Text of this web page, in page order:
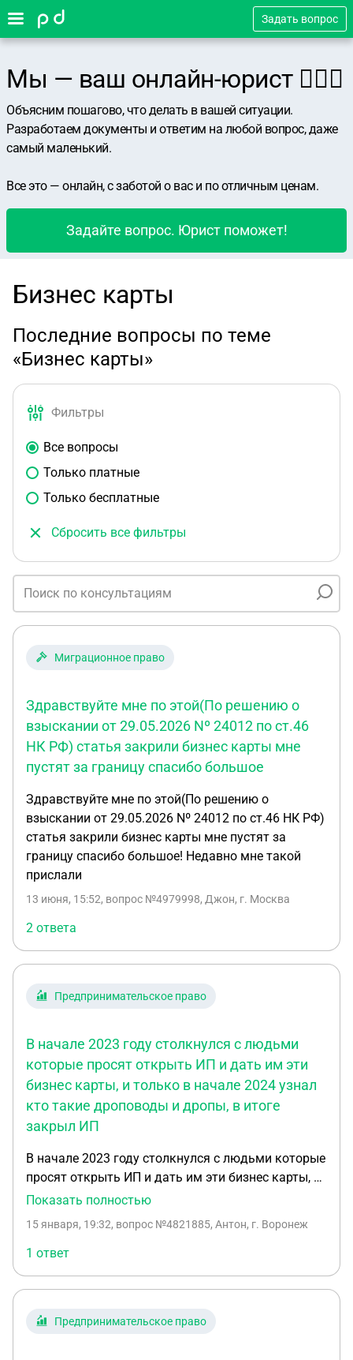
Задать вопрос
Мы — ваш онлайн-юрист 👨🏻‍⚖️
Объясним пошагово, что делать в вашей ситуации.
Разработаем документы и ответим на любой вопрос, даже
самый маленький.
Все это — онлайн, с заботой о вас и по отличным ценам.
Задайте вопрос. Юрист поможет!
Бизнес карты
Последние вопросы по теме
«Бизнес карты»
Фильтры
Все вопросы
Только платные
Только бесплатные
Сбросить все фильтры
Миграционное право
Здравствуйте мне по этой(По решению о
взыскании от 29.05.2026 Nº 24012 по ст.46
НК РФ) статья закрили бизнес карты мне
пустят за границу спасибо большое
Здравствуйте мне по этой(По решению о
взыскании от 29.05.2026 Nº 24012 по ст.46 НК РФ)
статья закрили бизнес карты мне пустят за
границу спасибо большое! Недавно мне такой
прислали
13 июня, 15:52, вопрос №4979998, Джон, г. Москва
2 ответа
Предпринимательское право
В начале 2023 году столкнулся с людьми
которые просят открыть ИП и дать им эти
бизнес карты, и только в начале 2024 узнал
кто такие дроповоды и дропы, в итоге
закрыл ИП
В начале 2023 году столкнулся с людьми которые
просят открыть ИП и дать им эти бизнес карты, и
только в начале 2024 узнал кто такие дроповоды
письмо от налоговой о требовании документов
(информации)
Показать полностью
15 января, 19:32, вопрос №4821885, Антон, г. Воронеж
1 ответ
Предпринимательское право